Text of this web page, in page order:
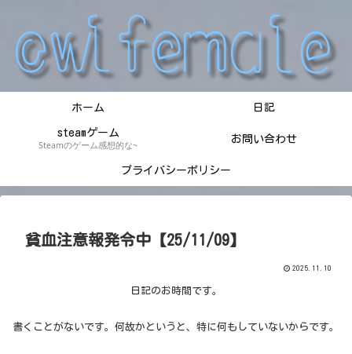
ホーム 日記
steamゲーム
Steamのゲーム感想的な~
お問い合わせ
プライバシーポリシー
貧血注意報発令中【25/11/09】
2025.11.10
日記のお時間です。
書くことがないです。何故かというと、特に何もしていないからです。